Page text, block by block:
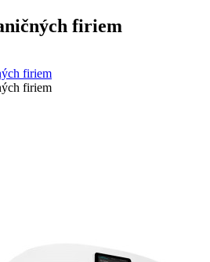
firiem
firiem
firiem